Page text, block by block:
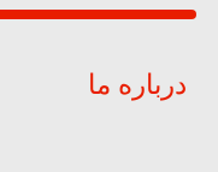
درباره ما